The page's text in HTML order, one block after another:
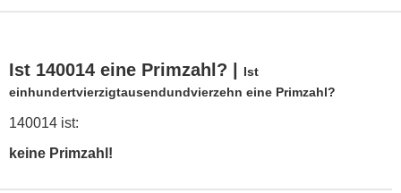
Ist 140014 eine Primzahl? |
Ist
einhundertvierzigtausendundvierzehn eine Primzahl?
140014 ist:
keine Primzahl!